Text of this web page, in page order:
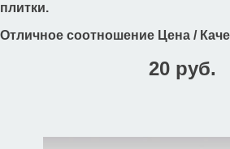
плитки.
Отличное соотношение Цена /
20 руб.